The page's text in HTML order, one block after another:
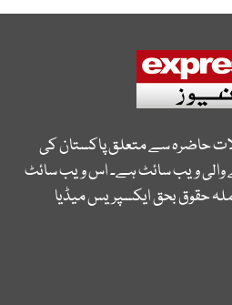
حاضرہ سے متعلق پاکستان کی
والی ویب سائٹ ہے۔ اس ویب سائٹ
حقوق بحق ایکسپریس میڈیا